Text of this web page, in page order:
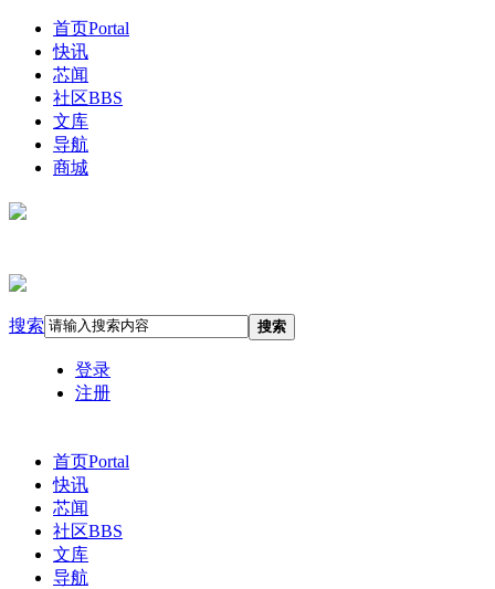
首页Portal
快讯
芯闻
社区BBS
文库
导航
商城
搜索 搜索
登录
注册
首页Portal
快讯
芯闻
社区BBS
文库
导航